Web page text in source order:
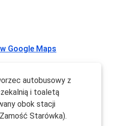
Google Maps
autobusowy z
i toaletą
obok stacji
Starówka).